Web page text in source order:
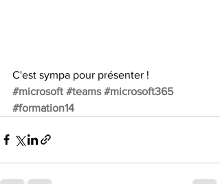
C'est sympa pour présenter !
#microsoft #teams #microsoft365
#formation14